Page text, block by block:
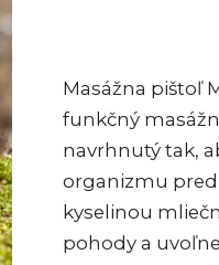
Masážna pištoľ
funkčný
navrhnutý tak,
organizmu pred
kyselinou
pohody a